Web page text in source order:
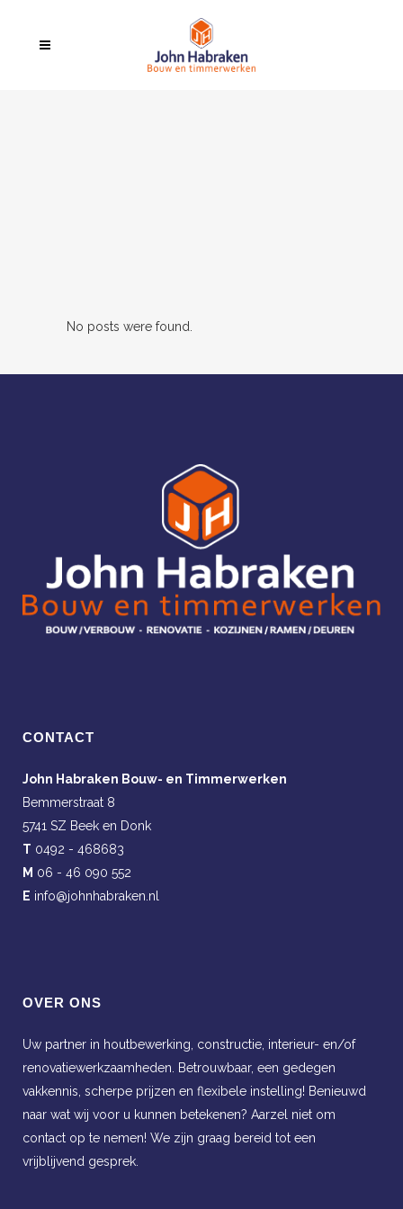
No posts were found.
CONTACT
John Habraken Bouw- en Timmerwerken
Bemmerstraat 8
5741 SZ Beek en Donk
T 0492 - 468683
M 06 - 46 090 552
E info@johnhabraken.nl
OVER ONS
Uw partner in houtbewerking, constructie, interieur- en/of
renovatiewerkzaamheden. Betrouwbaar, een gedegen
vakkennis, scherpe prijzen en flexibele instelling! Benieuwd
naar wat wij voor u kunnen betekenen? Aarzel niet om
contact op te nemen! We zijn graag bereid tot een
vrijblijvend gesprek.